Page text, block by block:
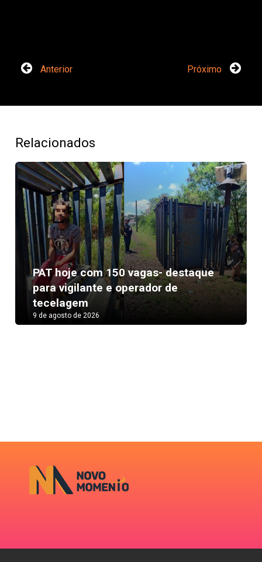
Anterior Próximo
Relacionados
PAT hoje com 150 vagas- destaque
para vigilante e operador de
tecelagem
9 de agosto de 2026
Next